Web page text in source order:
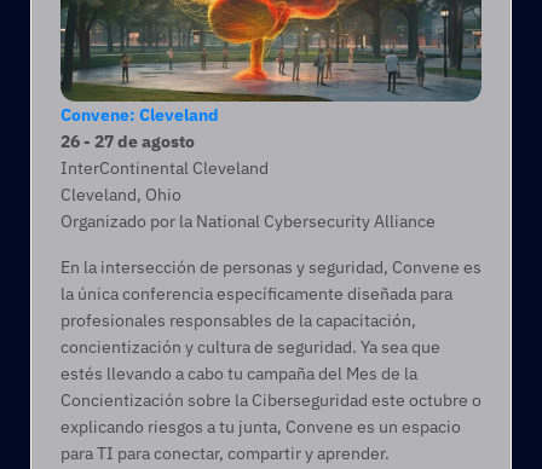
Convene: Cleveland
26 - 27 de agosto
InterContinental Cleveland
Cleveland, Ohio
Organizado por la National Cybersecurity Alliance
En la intersección de personas y seguridad, Convene es
la única conferencia específicamente diseñada para
profesionales responsables de la capacitación,
concientización y cultura de seguridad. Ya sea que
estés llevando a cabo tu campaña del Mes de la
Concientización sobre la Ciberseguridad este octubre o
explicando riesgos a tu junta, Convene es un espacio
para TI para conectar, compartir y aprender.